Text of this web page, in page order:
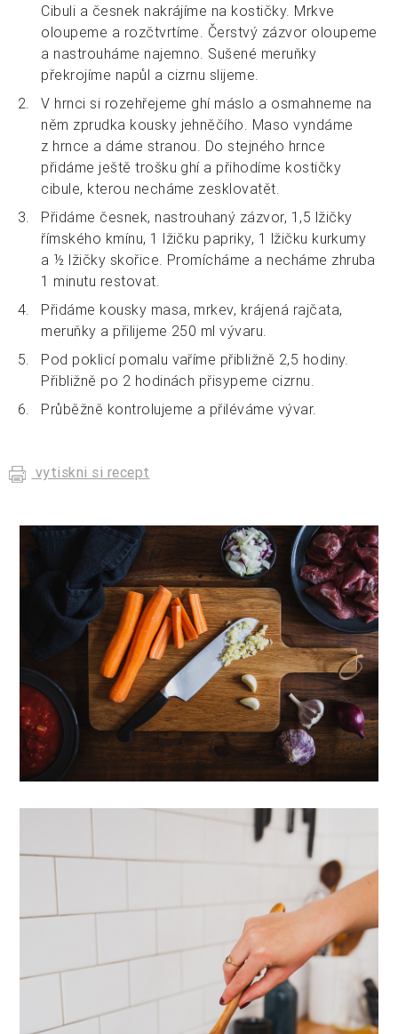
Cibuli a česnek nakrájíme na kostičky. Mrkve
oloupeme a rozčtvrtíme. Čerstvý zázvor oloupeme
a nastrouháme najemno. Sušené meruňky
překrojíme napůl a cizrnu slijeme.
V hrnci si rozehřejeme ghí máslo a osmahneme na
něm zprudka kousky jehněčího. Maso vyndáme
z hrnce a dáme stranou. Do stejného hrnce
přidáme ještě trošku ghí a přihodíme kostičky
cibule, kterou necháme zesklovatět.
Přidáme česnek, nastrouhaný zázvor, 1,5 lžičky
římského kmínu, 1 lžičku papriky, 1 lžičku kurkumy
a ½ lžičky skořice. Promícháme a necháme zhruba
1 minutu restovat.
Přidáme kousky masa, mrkev, krájená rajčata,
meruňky a přilijeme 250 ml vývaru.
Pod poklicí pomalu vaříme přibližně 2,5 hodiny.
Přibližně po 2 hodinách přisypeme cizrnu.
Průběžně kontrolujeme a přiléváme vývar.
vytiskni si recept